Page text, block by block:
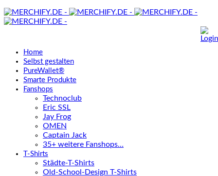
Home
Selbst gestalten
PureWallet®
Smarte Produkte
Fanshops
Technoclub
Eric SSL
Jay Frog
OMEN
Captain Jack
35+ weitere Fanshops…
T-Shirts
Städte-T-Shirts
Old-School-Design T-Shirts